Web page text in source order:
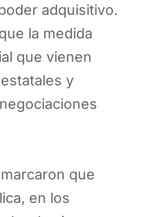
adquisitivo.
la medida
que vienen
y
que
en los